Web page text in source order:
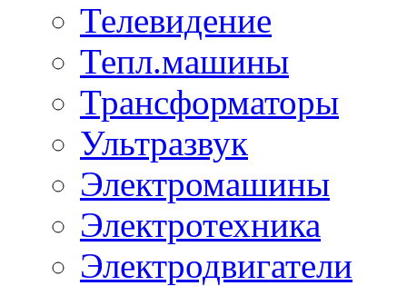
Телевидение
Тепл.машины
Трансформаторы
Ультразвук
Электромашины
Электротехника
Электродвигатели